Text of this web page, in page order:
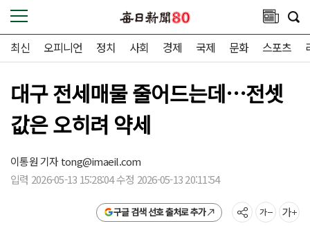
최신 오피니언 정치 사회 경제 국제 문화 스포츠
대구 전세매물 줄어드는데…전셋
값은 오히려 약세
이통원 기자tong@imaeil.com
입력 2026-05-13 15:28:04 수정 2026-05-13 20:11:54
구글 검색 선호 출처로 추가